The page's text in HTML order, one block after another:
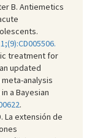
B. Antiemetics
treatment for
updated
analysis
a Bayesian
.
La extensión de